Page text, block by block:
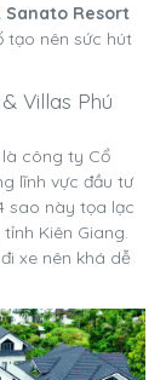
Sanato Resort
tạo nên sức hút
Villas Phú
là công ty Cổ
lĩnh vực đầu tư
sao này tọa lạc
Kiên Giang.
xe nên khá dễ